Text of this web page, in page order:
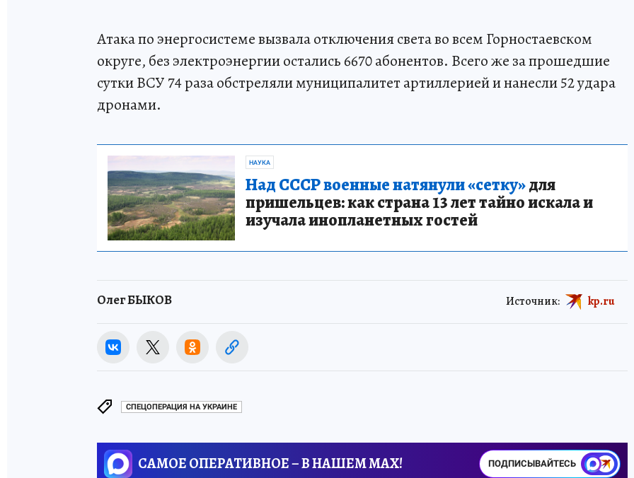
Атака по энергосистеме вызвала отключения света во всем Горностаевском
округе, без электроэнергии остались 6670 абонентов. Всего же за прошедшие
сутки ВСУ 74 раза обстреляли муниципалитет артиллерией и нанесли 52 удара
дронами.
НАУКА
Над СССР военные натянули «сетку»для
пришельцев: как страна 13 лет тайно искала и
изучала инопланетных гостей
Олег БЫКОВ Источник: kp.ru
СПЕЦОПЕРАЦИЯ НА УКРАИНЕ
САМОЕ ОПЕРАТИВНОЕ – В НАШЕМ MAX! ПОДПИСЫВАЙТЕСЬ